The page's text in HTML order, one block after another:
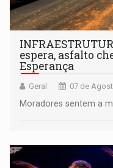
espera, asfalto
Esperança
Geral 07 de
Moradores sentem a